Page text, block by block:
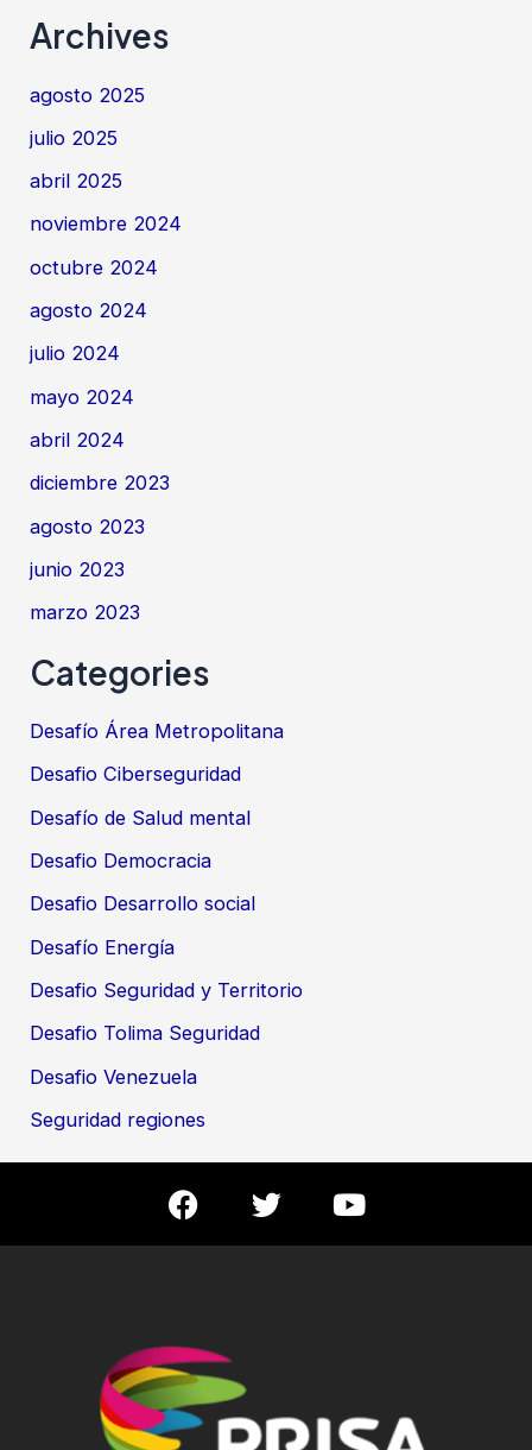
Archives
agosto 2025
julio 2025
abril 2025
noviembre 2024
octubre 2024
agosto 2024
julio 2024
mayo 2024
abril 2024
diciembre 2023
agosto 2023
junio 2023
marzo 2023
Categories
Desafío Área Metropolitana
Desafio Ciberseguridad
Desafío de Salud mental
Desafio Democracia
Desafio Desarrollo social
Desafío Energía
Desafio Seguridad y Territorio
Desafio Tolima Seguridad
Desafio Venezuela
Seguridad regiones
F
a
c
o
k
T
w
i
Y
o
u